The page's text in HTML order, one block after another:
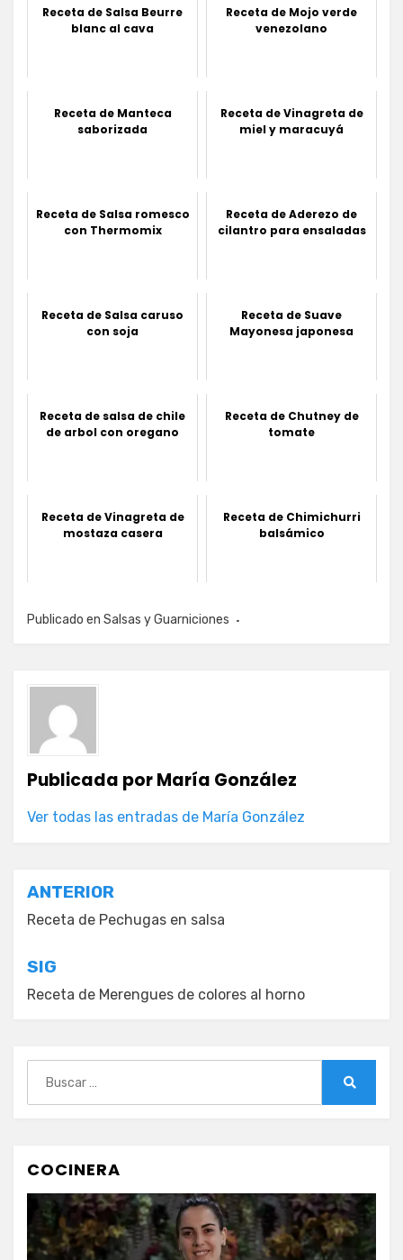
Receta de Salsa Beurre
blanc al cava
Receta de Mojo verde
venezolano
Receta de Manteca
saborizada
Receta de Vinagreta de
miel y maracuyá
Receta de Salsa romesco
con Thermomix
Receta de Aderezo de
cilantro para ensaladas
Receta de Salsa caruso
con soja
Receta de Suave
Mayonesa japonesa
Receta de salsa de chile
de arbol con oregano
Receta de Chutney de
tomate
Receta de Vinagreta de
mostaza casera
Receta de Chimichurri
balsámico
Publicado en Salsas y Guarniciones
Publicada porMaría González
Ver todas las entradas de María González
Navegación
de
entradas
ANTERIOR
Receta de Pechugas en salsa
SIG
Receta de Merengues de colores al horno
COCINERA